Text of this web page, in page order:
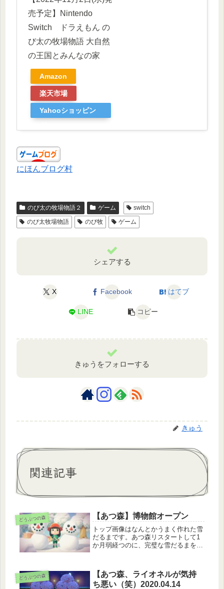
売予定】Nintendo
Switch ドラえもん の
び太の牧場物語 大自然
の王国とみんなの家
Amazon
楽天市場
Yahooショッピン
にほんブログ村
のび太の牧場物語２ ゲーム
switch
のび太牧場物語
のび牧 ゲーム
シェアする
X Facebook はてブ
LINE コピー
きゅうをフォローする
きゅう
関連記事
どうぶつの森 【あつ森】博物館オープン
トップ画像はなんとかうまく作れた雪
だるまです。あつ森リスタートして1
か月弱経つのに、完璧な雪だるまを作
家の前に花を植えました。（私の恰好
(笑)）リアクションも少しずつ教え...
どうぶつの森
【あつ森、ライオネルが気持
ち悪い（笑）2020.04.14